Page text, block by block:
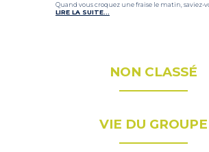
Quand vous croquez une fraise le matin, saviez-
LIRE LA SUITE…
NON CLASSÉ
VIE DU GROUPE